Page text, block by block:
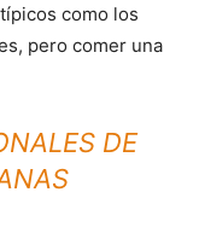
como los
pero comer una
DE